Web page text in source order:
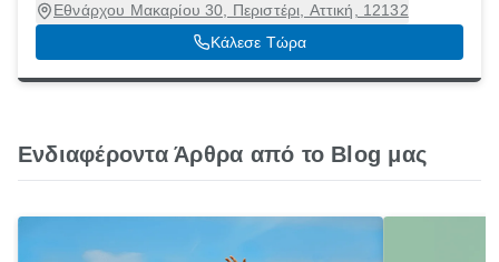
Εθνάρχου Μακαρίου 30, Περιστέρι, Αττική, 12132
Κάλεσε Τώρα
Ενδιαφέροντα Άρθρα από το Blog μας